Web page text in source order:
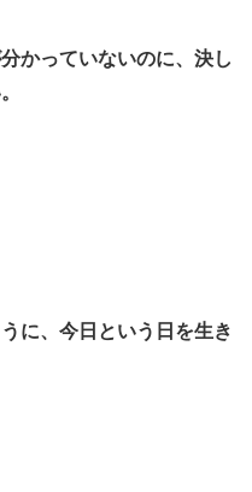
かっていないのに、決し
に、今日という日を生き